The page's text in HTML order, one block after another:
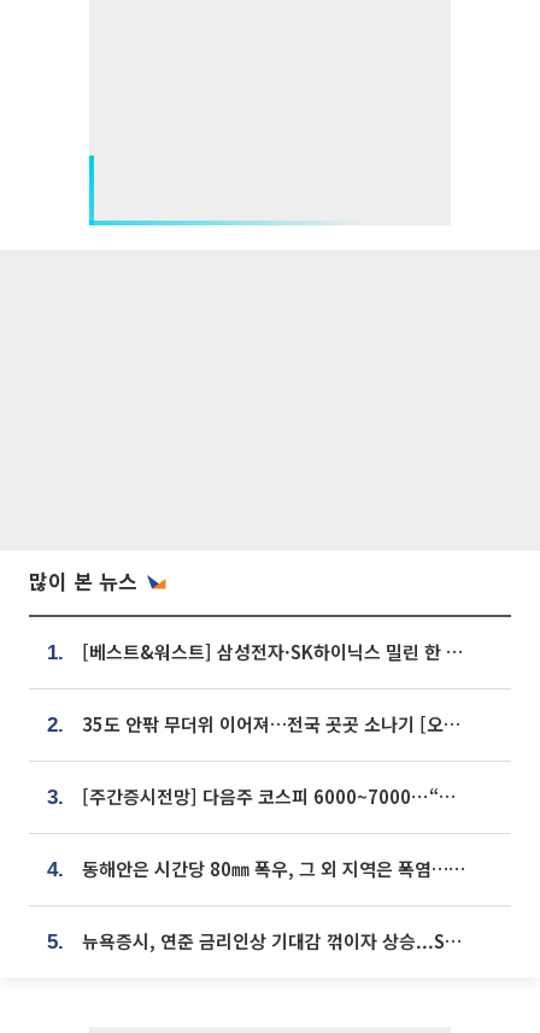
많이 본 뉴스
1. [베스트&워스트] 삼성전자·SK하이닉스 밀린 한 주…상상인증권은 85% 급등
2. 35도 안팎 무더위 이어져…전국 곳곳 소나기 [오늘 날씨]
3. [주간증시전망] 다음주 코스피 6000~7000⋯“外人 수급은 정책이 변수”
4. 동해안은 시간당 80㎜ 폭우, 그 외 지역은 폭염…‘극과 극 날씨’
5. 뉴욕증시, 연준 금리인상 기대감 꺾이자 상승...S&P500 사상 최고치 [종합]